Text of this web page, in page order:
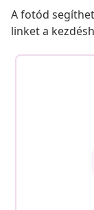
A fotód
linket a